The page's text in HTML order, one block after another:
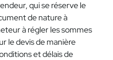
qui se réserve le
de nature à
à régler les sommes
le devis de manière
et délais de